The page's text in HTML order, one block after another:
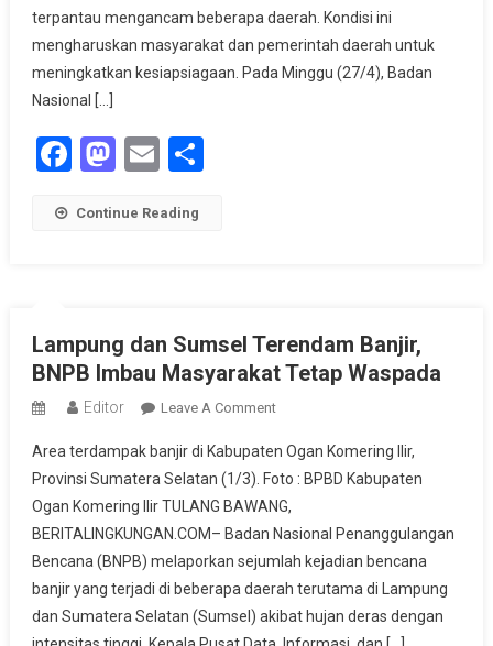
Warga
Waspada
Pancaroba
terpantau mengancam beberapa daerah. Kondisi ini
mengharuskan masyarakat dan pemerintah daerah untuk
meningkatkan kesiapsiagaan. Pada Minggu (27/4), Badan
Nasional […]
Facebook
Mastodon
EmailShare
Continue Reading
Lampung dan Sumsel Terendam Banjir,
BNPB Imbau Masyarakat Tetap Waspada
Editor Leave A CommentOn
Dan
Sumsel
Terendam
Banjir,
BNPB
Imbau
Masyarakat
Tetap
Area terdampak banjir di Kabupaten Ogan Komering Ilir,
Provinsi Sumatera Selatan (1/3). Foto : BPBD Kabupaten
Ogan Komering Ilir TULANG BAWANG,
BERITALINGKUNGAN.COM– Badan Nasional Penanggulangan
Bencana (BNPB) melaporkan sejumlah kejadian bencana
banjir yang terjadi di beberapa daerah terutama di Lampung
dan Sumatera Selatan (Sumsel) akibat hujan deras dengan